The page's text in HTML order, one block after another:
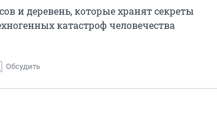
и деревень, которые хранят секреты
катастроф человечества
Обсудить